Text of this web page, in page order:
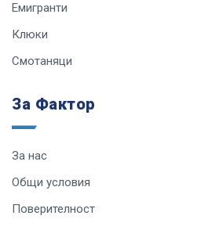
Емигранти
Клюки
Смотаняци
За Фактор
За нас
Общи условия
Поверителност